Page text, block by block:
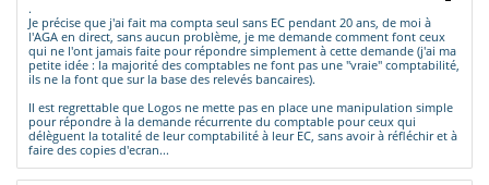
.
Je précise que j'ai fait ma compta seul sans EC pendant 20 ans, de moi à
l'AGA en direct, sans aucun problème, je me demande comment font ceux
qui ne l'ont jamais faite pour répondre simplement à cette demande (j'ai ma
petite idée : la majorité des comptables ne font pas une "vraie" comptabilité,
ils ne la font que sur la base des relevés bancaires).
Il est regrettable que Logos ne mette pas en place une manipulation simple
pour répondre à la demande récurrente du comptable pour ceux qui
délèguent la totalité de leur comptabilité à leur EC, sans avoir à réfléchir et à
faire des copies d'ecran...